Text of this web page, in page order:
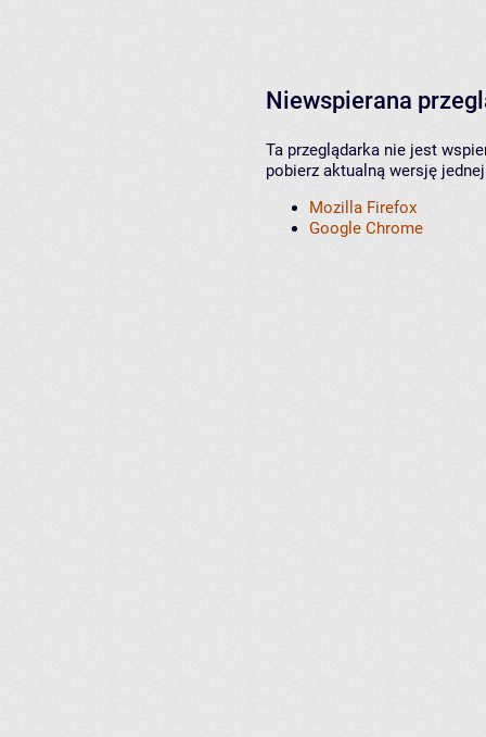
Niewspierana
Ta przeglądarka nie jest
pobierz aktualną wersję
Mozilla Firefox
Google Chrome